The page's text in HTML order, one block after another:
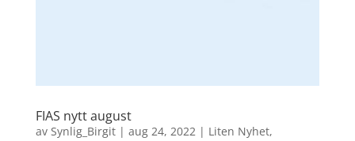
FIAS nytt august
av Synlig_Birgit| aug 24, 2022| Liten Nyhet,